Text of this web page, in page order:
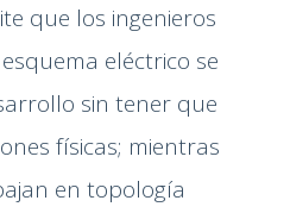
que los ingenieros
eléctrico se
sin tener que
físicas; mientras
en topología